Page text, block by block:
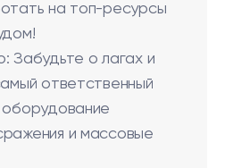
на топ-ресурсы
Забудьте о лагах и
ответственный
и массовые